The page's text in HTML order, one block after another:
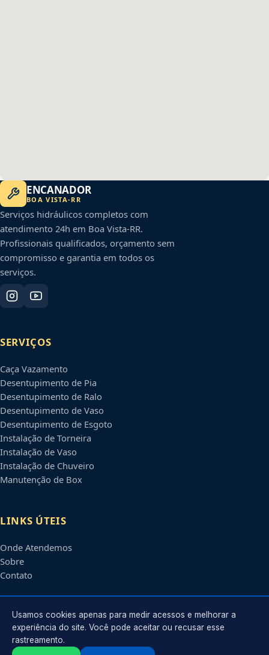
ENCANADOR
BOA VISTA-RR
Serviços hidráulicos completos com
atendimento 24h em Boa Vista-RR.
Profissionais qualificados, orçamento sem
compromisso e garantia em todos os
serviços.
SERVIÇOS
Caça Vazamento
Desentupimento de Pia
Desentupimento de Ralo
Desentupimento de Vaso
Desentupimento de Esgoto
Instalação de Torneira
Instalação de Vaso
Instalação de Chuveiro
Manutenção de Box
LINKS ÚTEIS
Onde Atendemos
Sobre
Contato
CONTATO
Atendimento em
Usamos cookies apenas para medir acessos e melhorar a
experiência do site. Você pode aceitar ou recusar esse
rastreamento.